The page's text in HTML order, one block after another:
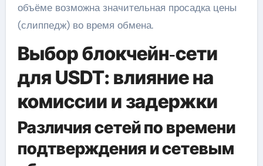
объёме возможна значительная просадка цены
(слиппедж) во время обмена.
Выбор блокчейн‑сети
для USDT: влияние на
комиссии и задержки
Различия сетей по времени
подтверждения и сетевым